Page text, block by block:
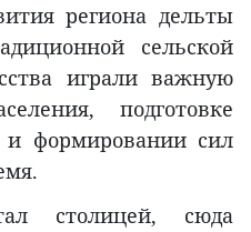
региона дельты
сельской
играли важную
подготовке
и формировании сил
столицей, сюда